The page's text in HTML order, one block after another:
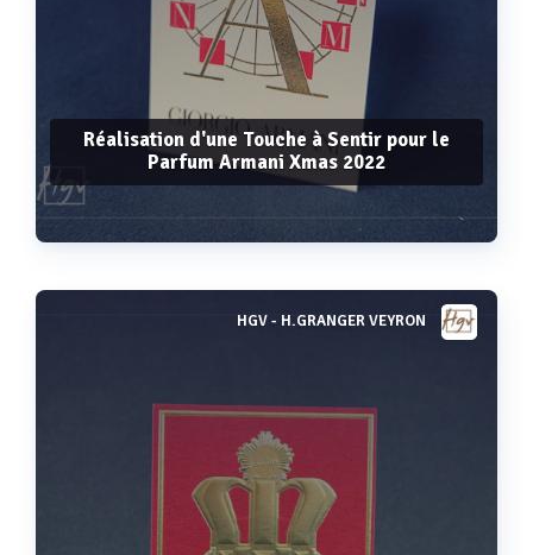
Réalisation d'une Touche à Sentir pour le
Parfum Armani Xmas 2022
Voir plus
HGV - H.GRANGER VEYRON